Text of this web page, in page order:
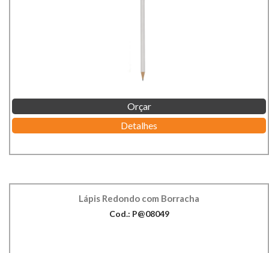
Orçar
Detalhes
Lápis Redondo com Borracha
Cod.: P@08049